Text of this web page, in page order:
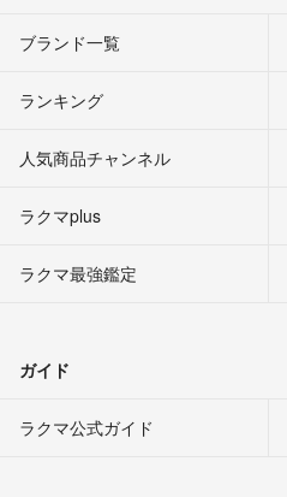
ブランド一覧
ランキング
人気商品チャンネル
ラクマplus
ラクマ最強鑑定
ガイド
ラクマ公式ガイド